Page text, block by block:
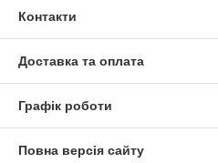
Контакти
Доставка та оплата
Графік роботи
Повна версія сайту